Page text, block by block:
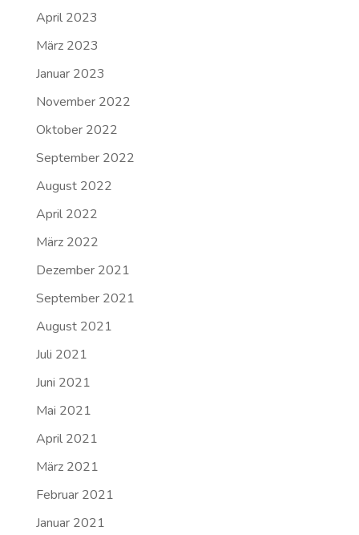
April 2023
März 2023
Januar 2023
November 2022
Oktober 2022
September 2022
August 2022
April 2022
März 2022
Dezember 2021
September 2021
August 2021
Juli 2021
Juni 2021
Mai 2021
April 2021
März 2021
Februar 2021
Januar 2021